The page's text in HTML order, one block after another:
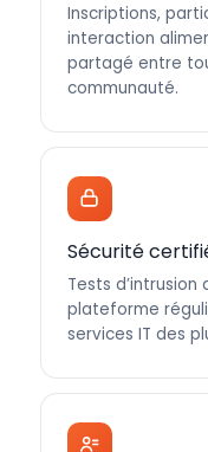
Inscriptions,
interaction
partagé entre
communauté.
Sécurité
Tests d’intrusion
plateforme
services IT des